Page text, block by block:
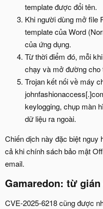
template được đổi tên.
Khi người dùng mở file
template của Word
của ứng dụng.
Từ thời điểm đó, mỗi
chạy và mở đường cho
Trojan kết nối về máy
keylogging, chụp màn
dữ liệu ra ngoài.
Chiến dịch này đặc biệt
cả khi chính sách bảo mật
email.
Gamaredon: từ
CVE-2025-6218 cũng được